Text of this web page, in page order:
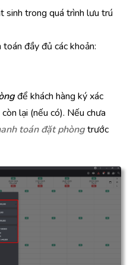
sinh trong quá trình lưu trú
đầy đủ các khoản:
để khách hàng ký xác
lại (nếu có). Nếu chưa
toán đặt phòngtrước